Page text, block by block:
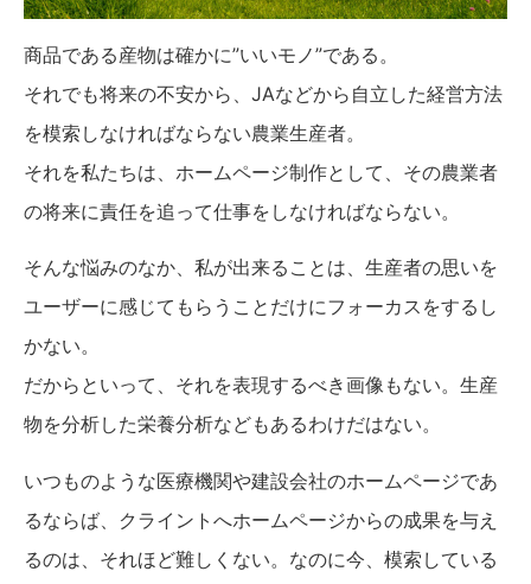
商品である産物は確かに”いいモノ”である。
それでも将来の不安から、JAなどから自立した経営方法
を模索しなければならない農業生産者。
それを私たちは、ホームページ制作として、その農業者
の将来に責任を追って仕事をしなければならない。
そんな悩みのなか、私が出来ることは、生産者の思いを
ユーザーに感じてもらうことだけにフォーカスをするし
かない。
だからといって、それを表現するべき画像もない。生産
物を分析した栄養分析などもあるわけだはない。
いつものような医療機関や建設会社のホームページであ
るならば、クライントへホームページからの成果を与え
るのは、それほど難しくない。なのに今、模索している